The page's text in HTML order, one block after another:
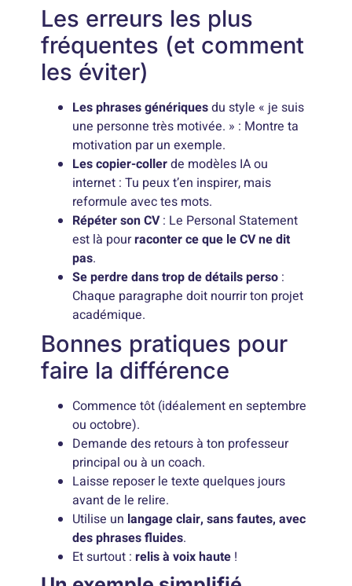
Les erreurs les plus
fréquentes (et comment
les éviter)
Les phrases génériquesdu style « je suis
une personne très motivée. » : Montre ta
motivation par un exemple.
Les copier-collerde modèles IA ou
internet : Tu peux t’en inspirer, mais
reformule avec tes mots.
Répéter son CV: Le Personal Statement
est là pourraconter ce que le CV ne dit
pas.
Se perdre dans trop de détails perso :
Chaque paragraphe doit nourrir ton projet
académique.
Bonnes pratiques pour
faire la différence
Commence tôt (idéalement en septembre
ou octobre).
Demande des retours à ton professeur
principal ou à un coach.
Laisse reposer le texte quelques jours
avant de le relire.
Utilise un langage clair, sans fautes, avec
des phrases fluides.
Et surtout :relis à voix haute !